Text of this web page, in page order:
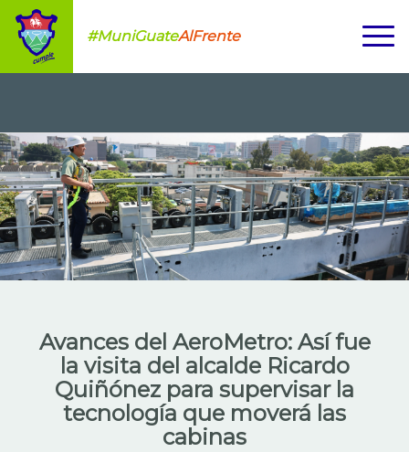
#MuniGuateAlFrente
Avances del AeroMetro: Así fue
la visita del alcalde Ricardo
Quiñónez para supervisar la
tecnología que moverá las
cabinas